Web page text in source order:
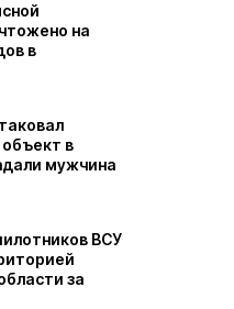
на
в
в
мужчина
ВСУ
за